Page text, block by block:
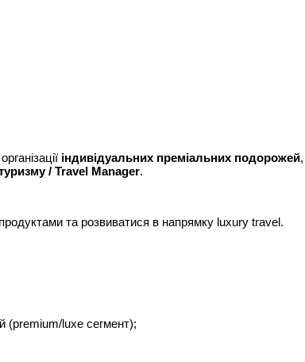
індивідуальних преміальних подорожей
/ Travel Manager.
та розвиватися в напрямку luxury travel.
(premium/luxe сегмент);